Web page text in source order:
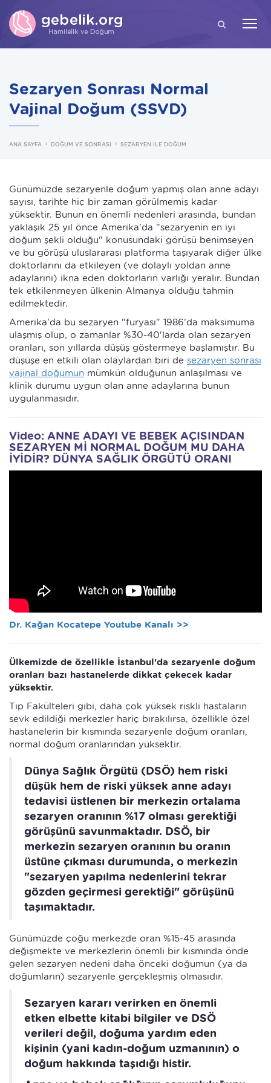
Sezaryen Sonrası Normal
Vajinal Doğum (SSVD)
ANA SAYFA DOĞUM VE SONRASI SEZARYEN İLE DOĞUM
Günümüzde sezaryenle doğum yapmış olan anne adayı
sayısı, tarihte hiç bir zaman görülmemiş kadar
yüksektir. Bunun en önemli nedenleri arasında, bundan
yaklaşık 25 yıl önce Amerika'da "sezaryenin en iyi
doğum şekli olduğu" konusundaki görüşü benimseyen
ve bu görüşü uluslararası platforma taşıyarak diğer ülke
doktorlarını da etkileyen (ve dolaylı yoldan anne
adaylarını) ikna eden doktorların varlığı yeralır. Bundan
tek etkilenmeyen ülkenin Almanya olduğu tahmin
edilmektedir.
Amerika'da bu sezaryen "furyası" 1986'da maksimuma
ulaşmış olup, o zamanlar %30-40'larda olan sezaryen
oranları, son yıllarda düşüş göstermeye başlamıştır. Bu
düşüşe en etkili olan olaylardan biri de sezaryen sonrası
vajinal doğumun mümkün olduğunun anlaşılması ve
klinik durumu uygun olan anne adaylarına bunun
uygulanmasıdır.
Video: ANNE ADAYI VE BEBEK AÇISINDAN
SEZARYEN Mİ NORMAL DOĞUM MU DAHA
İYİDİR? DÜNYA SAĞLIK ÖRGÜTÜ ORANI
Dr. Kağan Kocatepe Youtube Kanalı >>
Ülkemizde de özellikle İstanbul'da sezaryenle doğum
oranları bazı hastanelerde dikkat çekecek kadar
yüksektir.
Tıp Fakülteleri gibi, daha çok yüksek riskli hastaların
sevk edildiği merkezler hariç bırakılırsa, özellikle özel
hastanelerin bir kısmında sezaryenle doğum oranları,
normal doğum oranlarından yüksektir.
Dünya Sağlık Örgütü (DSÖ) hem riski
düşük hem de riski yüksek anne adayı
tedavisi üstlenen bir merkezin ortalama
sezaryen oranının %17 olması gerektiği
görüşünü savunmaktadır. DSÖ, bir
merkezin sezaryen oranının bu oranın
üstüne çıkması durumunda, o merkezin
"sezaryen yapılma nedenlerini tekrar
gözden geçirmesi gerektiği" görüşünü
taşımaktadır.
Günümüzde çoğu merkezde oran %15-45 arasında
değişmekte ve merkezlerin önemli bir kısmında önde
gelen sezaryen nedeni daha önceki doğumun (ya da
doğumların) sezaryenle gerçekleşmiş olmasıdır.
Sezaryen kararı verirken en önemli
etken elbette kitabi bilgiler ve DSÖ
verileri değil, doğuma yardım eden
kişinin (yani kadın-doğum uzmanının) o
doğum hakkında taşıdığı histir.